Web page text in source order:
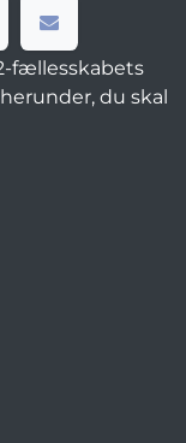
fællesskabets
du skal